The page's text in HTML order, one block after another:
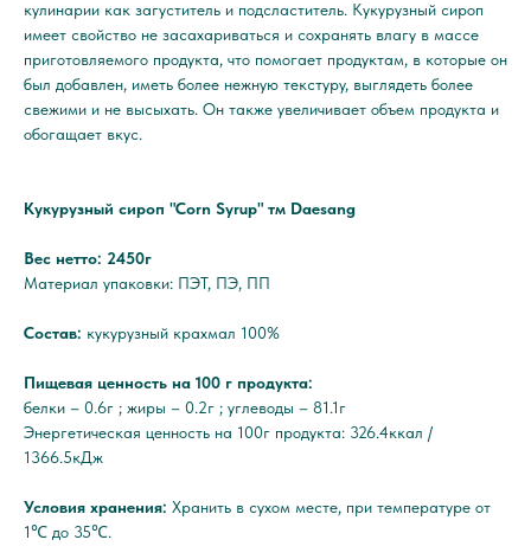
кулинарии как загуститель и подсластитель. Кукурузный сироп
имеет свойство не засахариваться и сохранять влагу в массе
приготовляемого продукта, что помогает продуктам, в которые он
был добавлен, иметь более нежную текстуру, выглядеть более
свежими и не высыхать. Он также увеличивает объем продукта и
обогащает вкус.
Кукурузный сироп "Corn Syrup" тм Daesang
Вес нетто: 2450г
Материал упаковки: ПЭТ, ПЭ, ПП
Состав: кукурузный крахмал 100%
Пищевая ценность на 100 г продукта:
белки – 0.6г ; жиры – 0.2г ; углеводы – 81.1г
Энергетическая ценность на 100г продукта: 326.4ккал /
1366.5кДж
Условия хранения: Хранить в сухом месте, при температуре от
1℃ до 35℃.